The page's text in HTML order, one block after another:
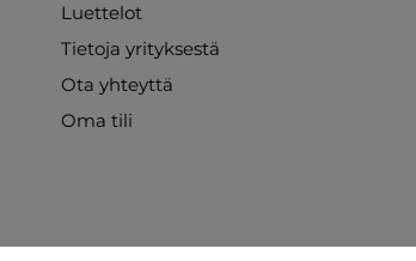
Luettelot
Tietoja yrityksestä
Ota yhteyttä
Oma tili